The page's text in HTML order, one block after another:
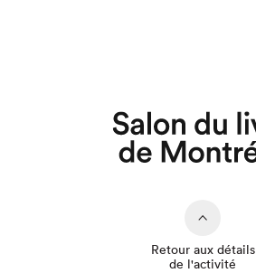
Retour aux détails
de l'activité